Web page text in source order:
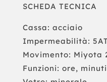
SCHEDA TECNICA
Cassa: acciaio
Impermeabilità:
Movimento: Miyota
Funzioni: ore,